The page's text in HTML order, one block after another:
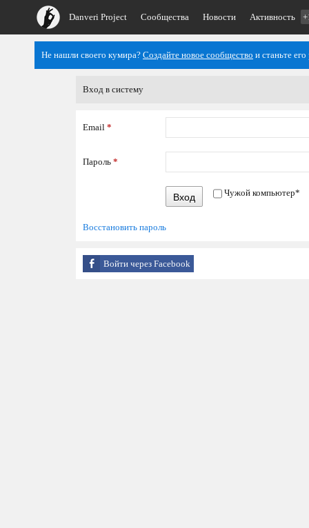
Danveri Project Сообщества Новости Активность
Не нашли своего кумира? Создайте новое сообщество и станьте
Вход в систему
Email *
Пароль *
Вход Чужой компьютер*
Восстановить пароль
Войти через Facebook